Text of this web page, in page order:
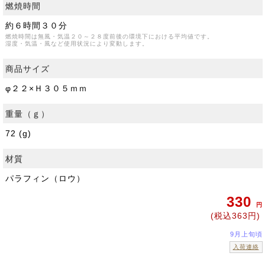
燃焼時間
約６時間３０分
燃焼時間は無風・気温２０～２８度前後の環境下における平均値です。
湿度・気温・風など使用状況により変動します。
商品サイズ
φ２２×Ｈ３０５ｍｍ
重量（ｇ）
72 (g)
材質
パラフィン（ロウ）
330 円
(税込363円)
9月上旬頃
入荷連絡